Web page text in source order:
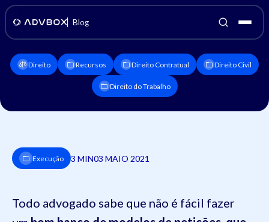
Blog
Direito Recursos Direito Contratual Direito Civil
Direito do Trabalho
Execução 3 MIN03 MAIO 2021
Todo advogado sabe que não é fácil fazer